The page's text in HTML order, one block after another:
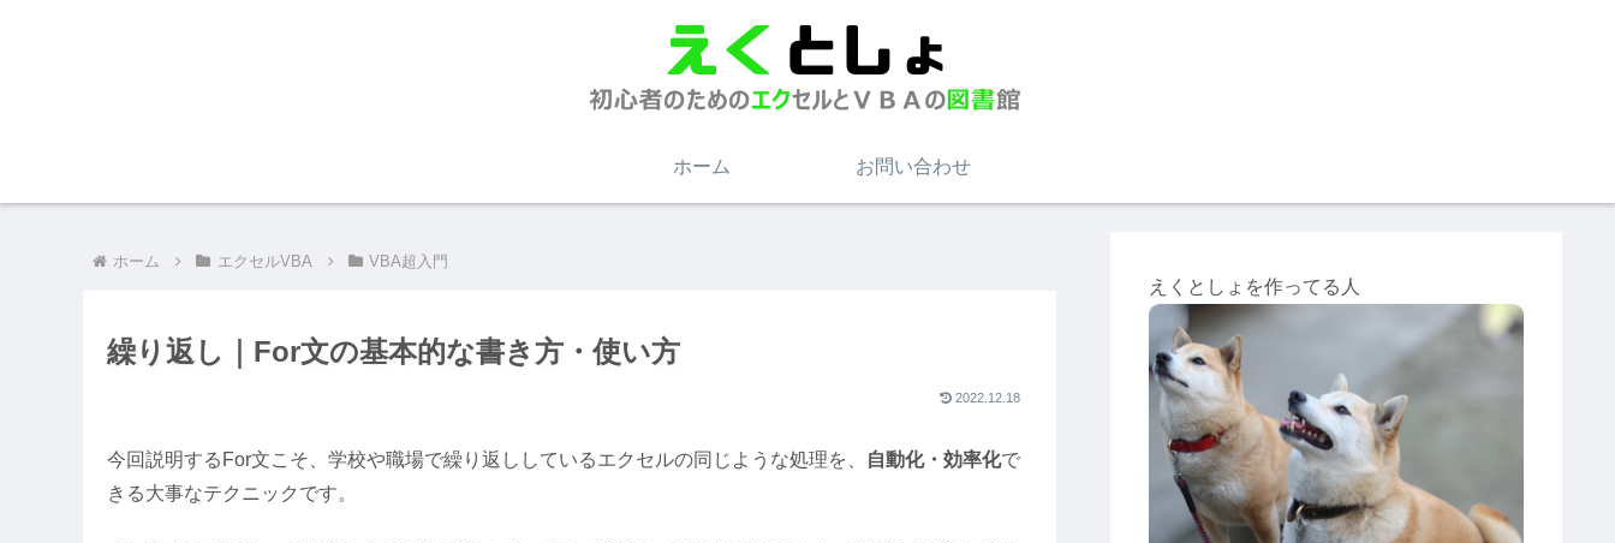
ホーム お問い合わせ
ホーム エクセルVBA VBA超入門
繰り返し｜For文の基本的な書き方・使い方
2022.12.18
今回説明するFor文こそ、学校や職場で繰り返ししているエクセルの同じような処理を、 自動化・効率化で
きる大事なテクニックです。
えくとしょを作ってる人